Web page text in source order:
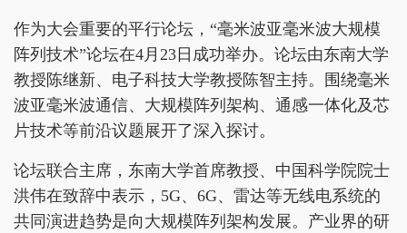
作为大会重要的平行论坛，“毫米波亚毫米波大规模
阵列技术”论坛在4月23日成功举办。论坛由东南大学
教授陈继新、电子科技大学教授陈智主持。围绕毫米
波亚毫米波通信、大规模阵列架构、通感一体化及芯
片技术等前沿议题展开了深入探讨。
论坛联合主席，东南大学首席教授、中国科学院院士
洪伟在致辞中表示，5G、6G、雷达等无线电系统的
共同演进趋势是向大规模阵列架构发展。产业界的研